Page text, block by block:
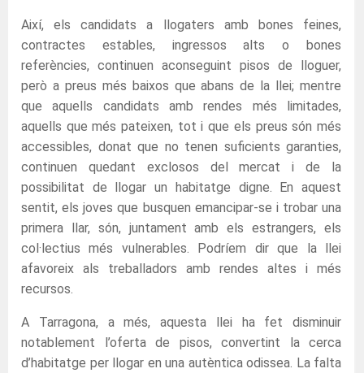
Així, els candidats a llogaters amb bones feines,
contractes estables, ingressos alts o bones
referències, continuen aconseguint pisos de lloguer,
però a preus més baixos que abans de la llei; mentre
que aquells candidats amb rendes més limitades,
aquells que més pateixen, tot i que els preus són més
accessibles, donat que no tenen suficients garanties,
continuen quedant exclosos del mercat i de la
possibilitat de llogar un habitatge digne. En aquest
sentit, els joves que busquen emancipar-se i trobar una
primera llar, són, juntament amb els estrangers, els
col·lectius més vulnerables. Podríem dir que la llei
afavoreix als treballadors amb rendes altes i més
recursos.
A Tarragona, a més, aquesta llei ha fet disminuir
notablement l’oferta de pisos, convertint la cerca
d’habitatge per llogar en una autèntica odissea. La falta